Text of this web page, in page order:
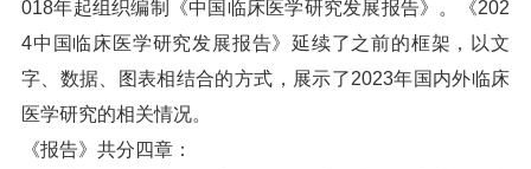
018年起组织编制《中国临床医学研究发展报告》。《202
4中国临床医学研究发展报告》延续了之前的框架，以文
字、数据、图表相结合的方式，展示了2023年国内外临床
医学研究的相关情况。
《报告》共分四章：